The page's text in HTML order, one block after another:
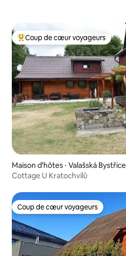
Coups de cœur voyageurs les
Coup de cœur voyageurs
Maison d'hôtes ⋅ Valašská Bystřice
Cottage U Kratochvílů
Coup de cœur voyageurs
Coup de cœur voyageurs